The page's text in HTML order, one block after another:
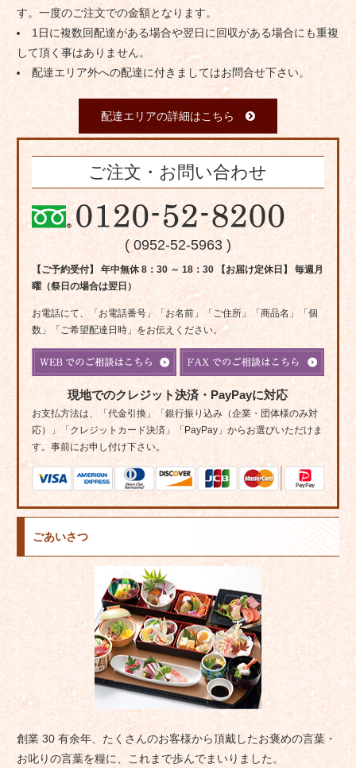
す。一度のご注文での金額となります。
1日に複数回配達がある場合や翌日に回収がある場合にも重複
して頂く事はありません。
配達エリア外への配達に付きましてはお問合せ下さい。
配達エリアの詳細はこちら
ご注文・お問い合わせ
( 0952-52-5963 )
【ご予約受付】 年中無休 8：30 ～ 18：30 【お届け定休日】 毎週月
曜（祭日の場合は翌日）
お電話にて、「お電話番号」「お名前」「ご住所」「商品名」「個
数」「ご希望配達日時」をお伝えください。
現地でのクレジット決済・PayPayに対応
お支払方法は、「代金引換」「銀行振り込み（企業・団体様のみ対
応）」「クレジットカード決済」「PayPay」からお選びいただけま
す。事前にお申し付け下さい。
ごあいさつ
創業 30 有余年、たくさんのお客様から頂戴したお褒めの言葉・
お叱りの言葉を糧に、これまで歩んでまいりました。